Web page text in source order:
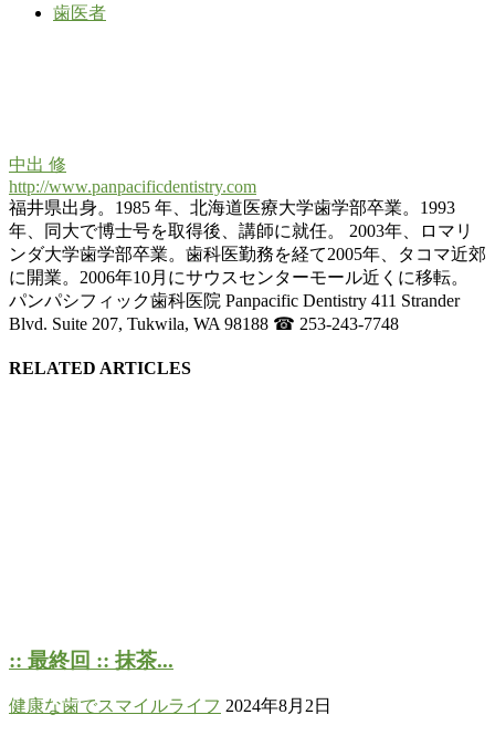
歯医者
中出 修
http://www.panpacificdentistry.com
福井県出身。1985 年、北海道医療大学歯学部卒業。1993
年、同大で博士号を取得後、講師に就任。 2003年、ロマリ
ンダ大学歯学部卒業。歯科医勤務を経て2005年、タコマ近郊
に開業。2006年10月にサウスセンターモール近くに移転。
パンパシフィック歯科医院 Panpacific Dentistry 411 Strander
Blvd. Suite 207, Tukwila, WA 98188 ☎ 253-243-7748
RELATED ARTICLES
:: 最終回 :: 抹茶...
健康な歯でスマイルライフ 2024年8月2日